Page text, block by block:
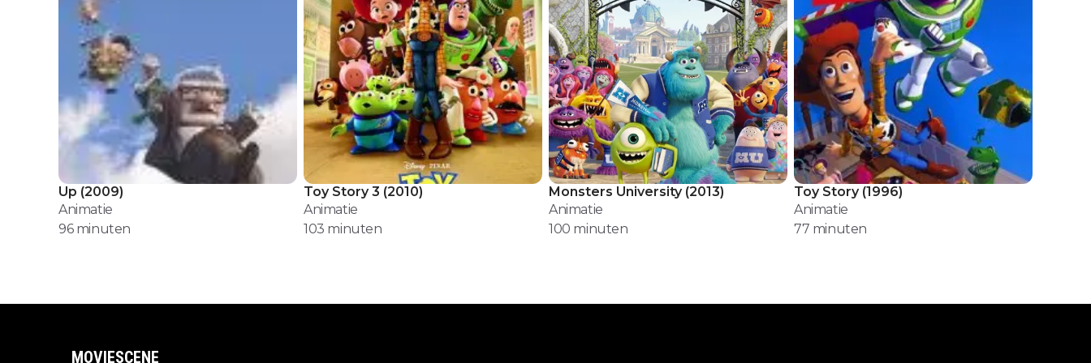
Up (2009)
Animatie
96minuten
Toy Story 3 (2010)
Animatie
103 minuten
Monsters University(2013)
Animatie
100 minuten
Toy Story(1996)
Animatie
77 minuten
MOVIESCENE